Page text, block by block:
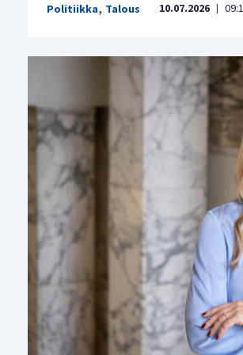
Politiikka, Talous 10.07.2026 |